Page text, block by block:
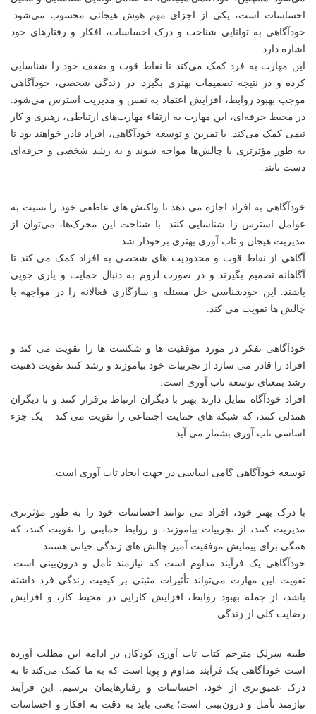
احساسات است، یکی از اجزای مهم هوش هیجانی محسوب می‌شود.
خودآگاهی به توانایی شناخت و درک احساسات، افکار و رفتارهای خود
اشاره دارد.
این مهارت به فرد کمک می‌کند تا نقاط قوت و ضعف خود را شناسایی
کرده و در نتیجه تصمیمات بهتری بگیرد. در زندگی شخصی، خودآگاهی
موجب بهبود روابط، افزایش اعتماد به نفس و مدیریت استرس می‌شود.
در محیط حرفه‌ای، این مهارت به ارتقاء مهارت‌های ارتباطی، رهبری و کار
تیمی کمک می‌کند. با تمرین و توسعه خودآگاهی، افراد قادر خواهند بود تا
به طور مؤثرتری با چالش‌ها مواجه شوند و به رشد شخصی و حرفه‌ای
دست یابند.
خودآگاهی به افراد اجازه می دهد تا واکنش های عاطفی خود را نسبت به
عوامل استرس زا شناسایی کنند. با شناخت این محرک‌ها، می‌توان از
مدیریت هیجان و تاب آوری بهتری برخودار شد
آگاهی از نقاط قوت و محدودیت های شخصی به افراد کمک می کند تا
آگاهانه تصمیم بگیرند و در صورت لزوم به دنبال حمایت و یاری جویی
باشند. این خودشناسی حل مسئله و سازگاری فعالانه را در مواجهه با
چالش ها تقویت می کند.
خودآگاهی تفکر در مورد موفقیت ها و شکست ها را تقویت می کند و
افراد را قادر می سازد از تجربیات خود بیاموزند و رشد کنند تقویت ذهنیت
رشد بمعنای توسعه تاب آوری است.
افراد خودآگاه تمایل دارند بهتر با دیگران ارتباط برقرار کنند و با دیگران
همدلی کنند، که شبکه های حمایت اجتماعی را تقویت می کند – یک جزء
اساسی تاب آوری بشمار می آید.
توسعه خودآگاهی گامی اساسی در جهت ایجاد تاب آوری است.
با درک بهتر خود، افراد می توانند احساسات خود را به طور مؤثرتری
مدیریت کنند، از تجربیات بیاموزند، و روابط حمایتی را تقویت کنند، که
همگی برای پیمایش موفقیت آمیز چالش های زندگی حیاتی هستند
خودآگاهی یک فرآیند مداوم است که نیازمند تأمل و درون‌بینی است.
تقویت این مهارت می‌تواند تأثیرات مثبتی بر کیفیت زندگی فرد داشته
باشد، از جمله بهبود روابط، افزایش کارایی در محیط کار، و افزایش
رضایت کلی از زندگی.
طیبه سرلک مترجم کتاب تاب آوری کودکان در ادامه این مطلب آورده
است خودآگاهی یک فرآیند مداوم و پویا است که به ما کمک می‌کند تا به
درک عمیق‌تری از خود، احساسات و رفتارهایمان برسیم. این فرآیند
نیازمند تأمل و درون‌بینی است؛ یعنی باید به دقت به افکار و احساسات